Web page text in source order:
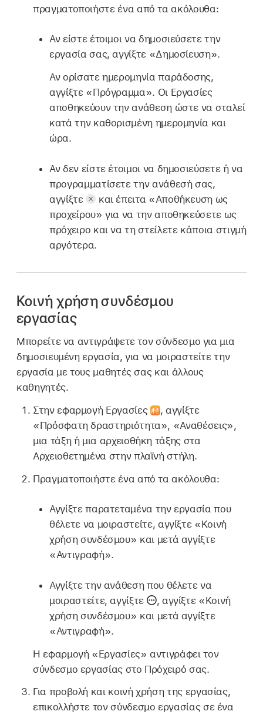
πραγματοποιήστε ένα από τα ακόλουθα:
Αν είστε έτοιμοι να δημοσιεύσετε την
εργασία σας, αγγίξτε «Δημοσίευση».
Αν ορίσατε ημερομηνία παράδοσης,
αγγίξτε «Πρόγραμμα». Οι Εργασίες
αποθηκεύουν την ανάθεση ώστε να σταλεί
κατά την καθορισμένη ημερομηνία και
ώρα.
Αν δεν είστε έτοιμοι να δημοσιεύσετε ή να
προγραμματίσετε την ανάθεσή σας,
αγγίξτε
και έπειτα «Αποθήκευση ως
προχείρου» για να την αποθηκεύσετε ως
πρόχειρο και να τη στείλετε κάποια στιγμή
αργότερα.
Κοινή χρήση συνδέσμου
εργασίας
Μπορείτε να αντιγράψετε τον σύνδεσμο για μια
δημοσιευμένη εργασία, για να μοιραστείτε την
εργασία με τους μαθητές σας και άλλους
καθηγητές.
Στην εφαρμογή Εργασίες
,αγγίξτε
«Πρόσφατη δραστηριότητα», «Αναθέσεις»,
μια τάξη ή μια αρχειοθήκη τάξης στα
Αρχειοθετημένα στην πλαϊνή στήλη.
Πραγματοποιήστε ένα από τα ακόλουθα:
Αγγίξτε παρατεταμένα την εργασία που
θέλετε να μοιραστείτε, αγγίξτε «Κοινή
χρήση συνδέσμου» και μετά αγγίξτε
«Αντιγραφή».
Αγγίξτε την ανάθεση που θέλετε να
μοιραστείτε, αγγίξτε
, αγγίξτε «Κοινή
χρήση συνδέσμου» και μετά αγγίξτε
«Αντιγραφή».
Η εφαρμογή «Εργασίες» αντιγράφει τον
σύνδεσμο εργασίας στο Πρόχειρό σας.
Για προβολή και κοινή χρήση της εργασίας,
επικολλήστε τον σύνδεσμο εργασίας σε ένα